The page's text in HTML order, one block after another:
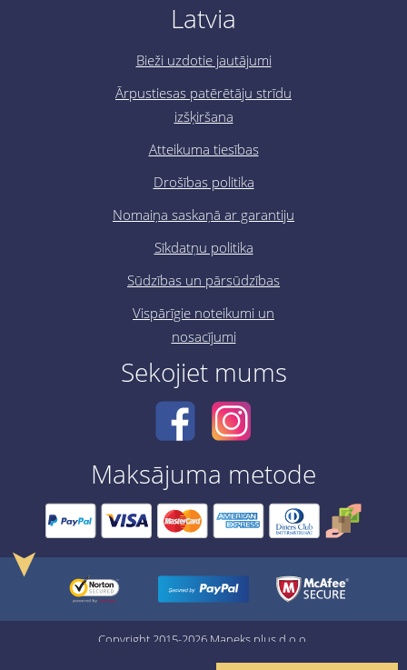
Latvia
Bieži uzdotie jautājumi
Ārpustiesas patērētāju strīdu
izšķiršana
Atteikuma tiesības
Drošības politika
Nomaiņa saskaņā ar garantiju
Sīkdatņu politika
Sūdzības un pārsūdzības
Vispārīgie noteikumi un
nosacījumi
Sekojiet mums
Maksājuma metode
Copyright 2015-2026 Maneks plus d.o.o.
➤